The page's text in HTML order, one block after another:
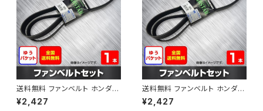
送料無料 ファンベルト ホンダ
ゼスト 型式JE1 H18.03～H24.
11 （国内トップメーカー） 1本 H
¥2,427
送料無料 ファンベルト ホンダ ラ
イフ 型式JB6 H15.09～H20.1
1 （国内トップメーカー） 1本 HA
¥2,427